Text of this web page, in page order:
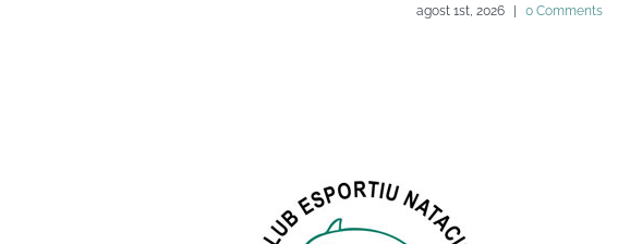
agost 1st, 2026 | 0 Comments